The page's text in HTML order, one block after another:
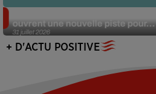
31 juillet 2026
ouvrent une nouvelle piste pour...
+ D'ACTU POSITIVE